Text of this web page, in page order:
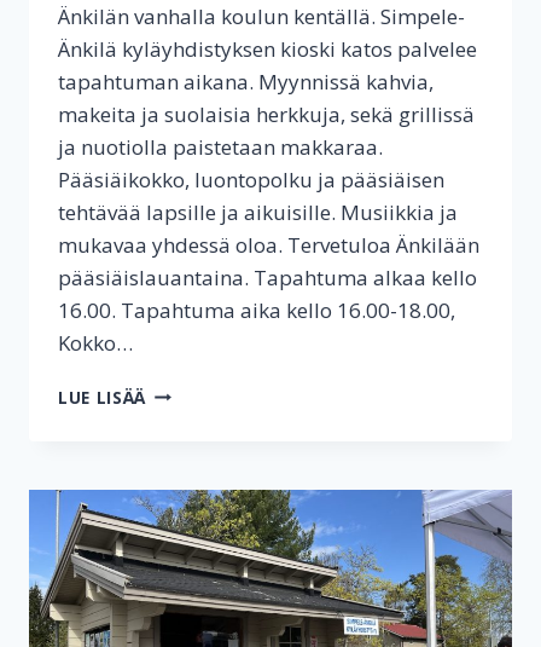
Änkilän vanhalla koulun kentällä. Simpele-
Änkilä kyläyhdistyksen kioski katos palvelee
tapahtuman aikana. Myynnissä kahvia,
makeita ja suolaisia herkkuja, sekä grillissä
ja nuotiolla paistetaan makkaraa.
Pääsiäikokko, luontopolku ja pääsiäisen
tehtävää lapsille ja aikuisille. Musiikkia ja
mukavaa yhdessä oloa. Tervetuloa Änkilään
pääsiäislauantaina. Tapahtuma alkaa kello
16.00. Tapahtuma aika kello 16.00-18.00,
Kokko…
LUE LISÄÄ PÄÄSIÄINEN